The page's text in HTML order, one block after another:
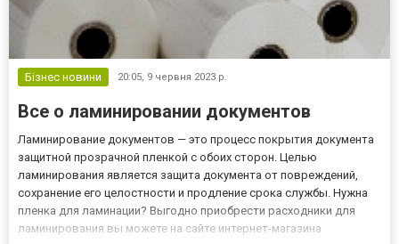
Бізнес новини 20:05, 9 червня 2023 р.
Все о ламинировании документов
Ламинирование документов — это процесс покрытия документа
защитной прозрачной пленкой с обоих сторон. Целью
ламинирования является защита документа от повреждений,
сохранение его целостности и продление срока службы. Нужна
пленка для ламинации? Выгодно приобрести расходники для
ламинирования вы можете на сайте интернет-магазина